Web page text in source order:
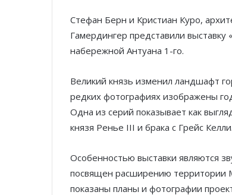
Стефан Берн и Кристиан Куро,
Гамердингер представили
набережной Антуана 1-го.
Великий князь изменил ландшафт
редких фотографиях изображены
Одна из серий показывает как
князя Ренье III и брака с Грейс Келли.
Особенностью выставки являются
посвящен расширению территории
показаны планы и фотографии